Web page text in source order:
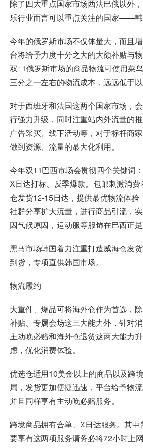
除了四大重点国家市场西法巴俄以外
乐行业而言可以重点关注的国家——韩
今年的俄罗斯市场不仅体量大，而且
台将给予力度十分之大的大额补贴与
双11俄罗斯市场的商品物流可使用菜
三分之一左右的物流成本，远远低于以
对于西班牙和法国这两个国家市场，
行强力升级，同时注重站内外流量的
广告采买、线下活动等，对于标杆商
做到资源、流量的蕞大化利用。
今年双11巴西市场会贯彻四个关键词
X日达打标、反季爆款。包邮刺激消
仓发货12-15日达，提供蕞优物流体验
社群分享扩大流量，进行商品引流，
因气候原因，运动服等服饰在巴西正是
黑马市场韩国着力注重打造威海仓发
到货，专项直供韩国市场。
物流履约
大重件、爆品可将海外仓作为首选，
补贴、专属会场这三大能力外，针对
主动晚必赔和海外仓退货这两大能力
虑，优化消费体验。
优选仓适用10美金以上的商品以及跨
局，发货更加便捷迅速，平台给予物
并且同样享有主动晚必赔服务。
跨境商品拥有合单、X日达服务。其
要享有这两项服务请务必将72小时上网